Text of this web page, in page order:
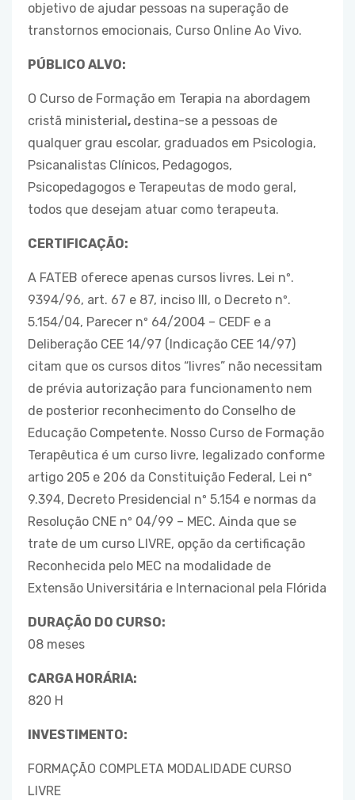
objetivo de ajudar pessoas na superação de
transtornos emocionais, Curso Online Ao Vivo.
PÚBLICO ALVO:
O Curso de Formação em Terapia na abordagem
cristã ministerial, destina-se a pessoas de
qualquer grau escolar, graduados em Psicologia,
Psicanalistas Clínicos, Pedagogos,
Psicopedagogos e Terapeutas de modo geral,
todos que desejam atuar como terapeuta.
CERTIFICAÇÃO:
A FATEB oferece apenas cursos livres. Lei nº.
9394/96, art. 67 e 87, inciso III, o Decreto nº.
5.154/04, Parecer nº 64/2004 – CEDF e a
Deliberação CEE 14/97 (Indicação CEE 14/97)
citam que os cursos ditos “livres” não necessitam
de prévia autorização para funcionamento nem
de posterior reconhecimento do Conselho de
Educação Competente. Nosso Curso de Formação
Terapêutica é um curso livre, legalizado conforme
artigo 205 e 206 da Constituição Federal, Lei nº
9.394, Decreto Presidencial nº 5.154 e normas da
Resolução CNE nº 04/99 – MEC. Ainda que se
trate de um curso LIVRE, opção da certificação
Reconhecida pelo MEC na modalidade de
Extensão Universitária e Internacional pela Flórida
DURAÇÃO DO CURSO:
08 meses
CARGA HORÁRIA:
820 H
INVESTIMENTO:
FORMAÇÃO COMPLETA MODALIDADE CURSO
LIVRE